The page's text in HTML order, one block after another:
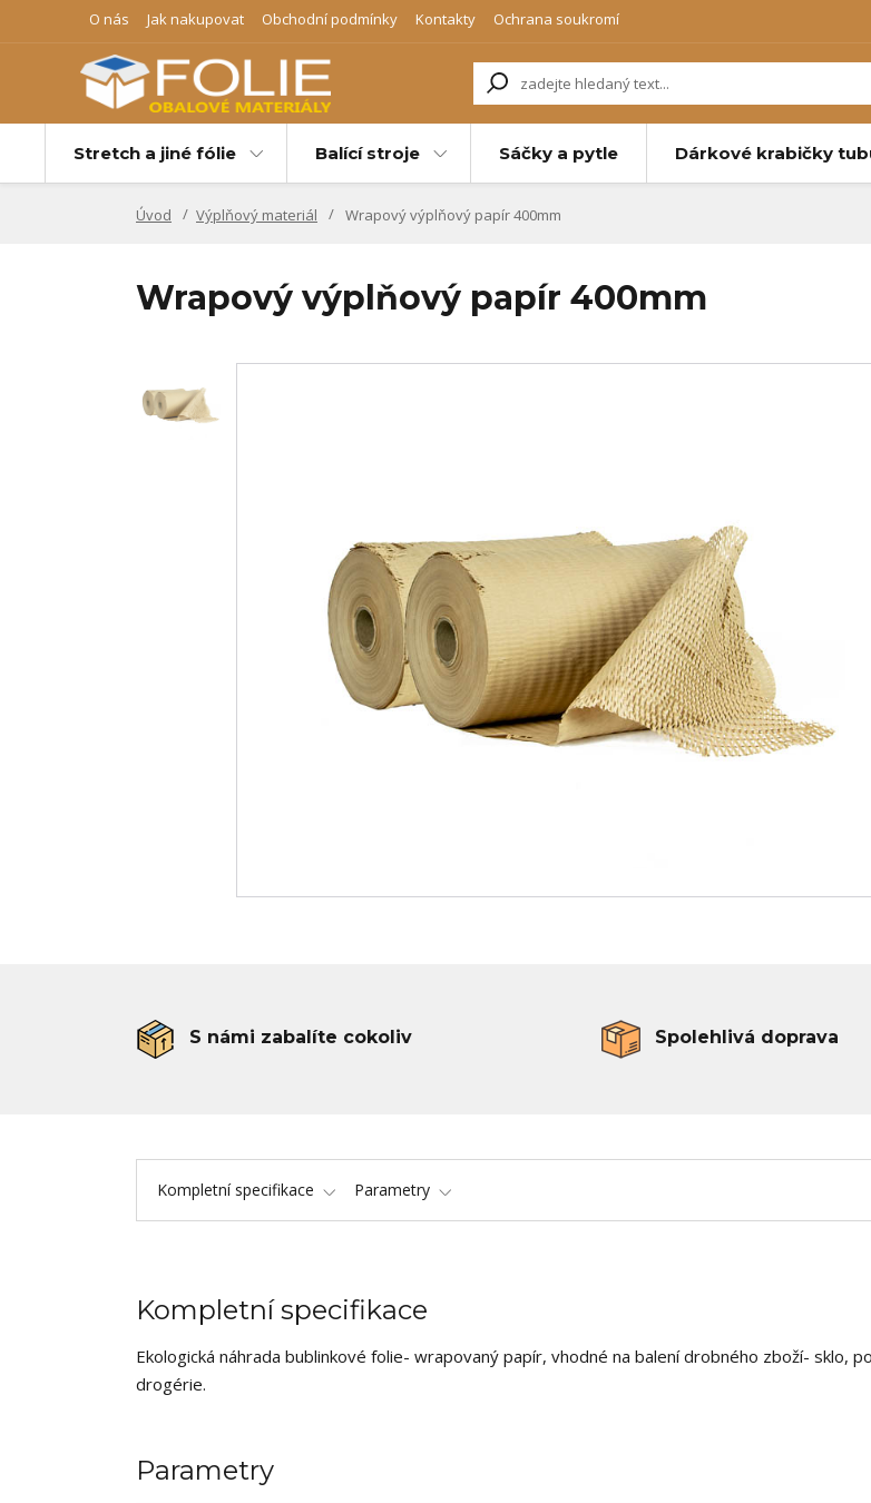
O nás Jak nakupovat Obchodní podmínky Kontakty Ochrana soukromí
Stretch a jiné fólie Balící stroje Sáčky a pytle Dárkové krabičky
Úvod Výplňový materiál Wrapový výplňový papír 400mm
Wrapový výplňový papír 400mm
S námi zabalíte cokoliv Spolehlivá doprava
Kompletní specifikace Parametry
Kompletní specifikace
Ekologická náhrada bublinkové folie- wrapovaný papír, vhodné na balení drobného zboží- sklo,
drogérie.
Parametry